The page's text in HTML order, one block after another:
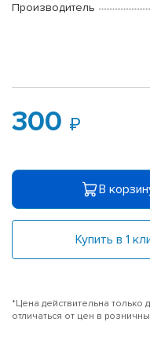
Производитель
300
В
Купить в 1
*Цена действительна только
отличаться от цен в